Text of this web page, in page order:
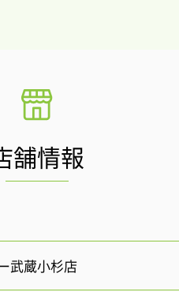
舗情報
武蔵小杉店